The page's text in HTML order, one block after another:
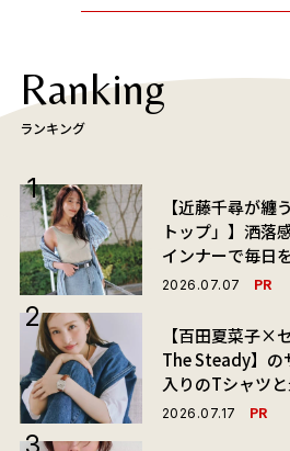
Ranking
ランキング
【近藤千尋が纏
トップ」】洒落
インナーで毎日
2026.07.07 PR
【百田夏菜子×
The Steady】の
入りのTシャツと
2026.07.17 PR